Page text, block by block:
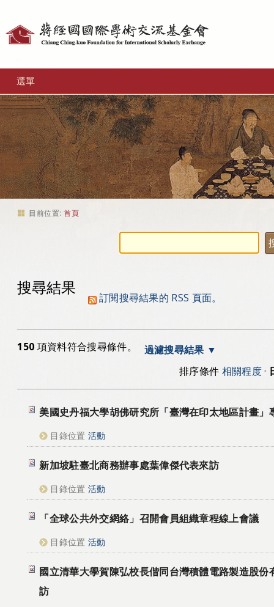
選單
目前位置: 首頁
搜尋結果
訂閱搜尋結果的 RSS 頁面。
150 項資料符合搜尋條件。
過濾搜尋結果
排序條件 相關程度·
美國史丹福大學胡佛研究所「臺灣在印太地區計畫」
目錄位置 活動
新加坡駐臺北商務辦事處葉偉傑代表來訪
目錄位置 活動
「全球公共外交網絡」召開會員組織章程線上會議
目錄位置 活動
國立清華大學賀陳弘校長偕同台灣積體電路製造股份
訪